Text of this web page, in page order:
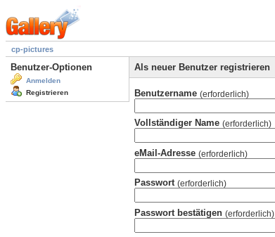
cp-pictures
Benutzer-Optionen
Anmelden
Registrieren
Als neuer Benutzer registrieren
Benutzername (erforderlich)
Vollständiger Name (erforderlich)
eMail-Adresse (erforderlich)
Passwort (erforderlich)
Passwort bestätigen (erforderlich)